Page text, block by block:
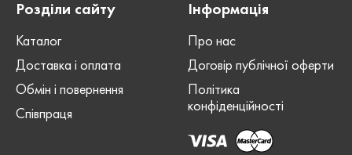
Розділи сайту
Каталог
Доставка і оплата
Обмін і повернення
Співпраця
Інформація
Про нас
Договір публічної оферти
Політика
конфіденційності